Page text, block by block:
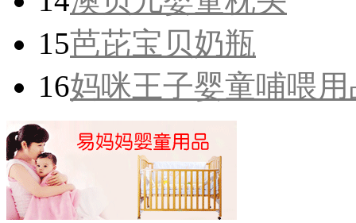
15芭芘宝贝奶瓶
16妈咪王子婴童哺喂用